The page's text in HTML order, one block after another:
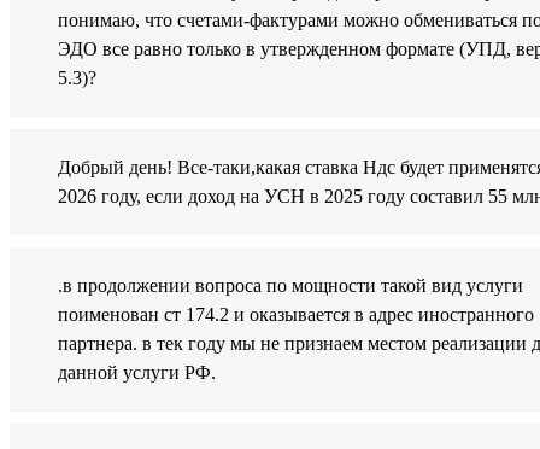
понимаю, что счетами-фактурами можно обмениваться
ЭДО все равно только в утвержденном формате (УПД,
5.3)?
Добрый день! Все-таки,какая ставка Ндс будет
2026 году, если доход на УСН в 2025 году составил 55
.в продолжении вопроса по мощности такой вид услуги
поименован ст 174.2 и оказывается в адрес иностранного
партнера. в тек году мы не признаем местом реализации
данной услуги РФ.